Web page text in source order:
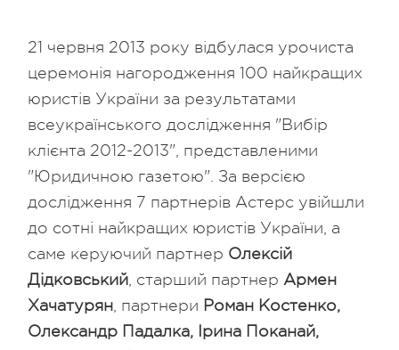
21 червня 2013 року відбулася урочиста
церемонія нагородження 100 найкращих
юристів України за результатами
всеукраїнського дослідження "Вибір
клієнта 2012-2013", представленими
"Юридичною газетою". За версією
дослідження 7 партнерів Астерс увійшли
до сотні найкращих юристів України, а
саме керуючий партнер Олексій
Дідковський, старший партнерАрмен
Хачатурян, партнери Роман Костенко,
Олександр Падалка, Ірина Поканай,